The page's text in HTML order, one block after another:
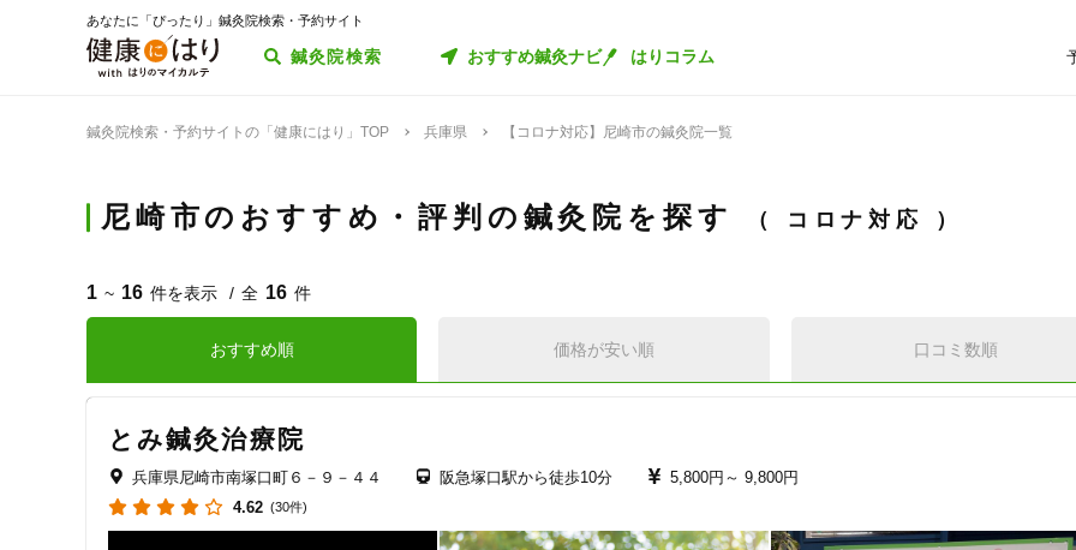
あなたに「ぴったり」鍼灸院検索・予約サイト
鍼灸院検索 おすすめ鍼灸ナビ はりコラム
鍼灸院検索・予約サイトの「健康にはり」TOP 兵庫県 【コロナ対応】尼崎市の鍼灸院一覧
尼崎市のおすすめ・評判の鍼灸院を探す コロナ対応
1 ~ 16 件を表示 全 16 件
おすすめ順 価格が安い順 口コミ数順
とみ鍼灸治療院
兵庫県尼崎市南塚口町６－９－４４ 阪急塚口駅から徒歩10分 5,800円～ 9,800円
4.62 (30件)